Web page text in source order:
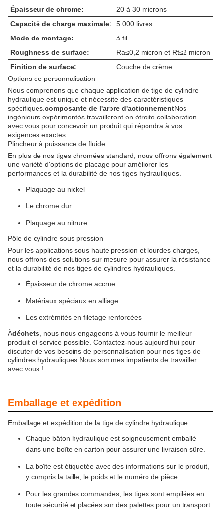
Épaisseur de chrome:
20 à 30 microns
Capacité de charge maximale:
5 000 livres
Mode de montage:
à fil
Roughness de surface:
Ra≤0,2 micron et Rt≤2 micron
Finition de surface:
Couche de crème
Options de personnalisation
Nous comprenons que chaque application de tige de cylindre
hydraulique est unique et nécessite des caractéristiques
spécifiques. composante de l'arbre d'actionnementNos
ingénieurs expérimentés travailleront en étroite collaboration
avec vous pour concevoir un produit qui répondra à vos
exigences exactes.
Plincheur à puissance de fluide
En plus de nos tiges chromées standard, nous offrons également
une variété d'options de placage pour améliorer les
performances et la durabilité de nos tiges hydrauliques.
Plaquage au nickel
Le chrome dur
Plaquage au nitrure
Pôle de cylindre sous pression
Pour les applications sous haute pression et lourdes charges,
nous offrons des solutions sur mesure pour assurer la résistance
et la durabilité de nos tiges de cylindres hydrauliques.
Épaisseur de chrome accrue
Matériaux spéciaux en alliage
Les extrémités en filetage renforcées
Àdéchets , nous nous engageons à vous fournir le meilleur
produit et service possible. Contactez-nous aujourd'hui pour
discuter de vos besoins de personnalisation pour nos tiges de
cylindres hydrauliques.Nous sommes impatients de travailler
avec vous.!
Emballage et expédition
Emballage et expédition de la tige de cylindre hydraulique
Chaque bâton hydraulique est soigneusement emballé
dans une boîte en carton pour assurer une livraison sûre.
La boîte est étiquetée avec des informations sur le produit,
y compris la taille, le poids et le numéro de pièce.
Pour les grandes commandes, les tiges sont empilées en
toute sécurité et placées sur des palettes pour un transport